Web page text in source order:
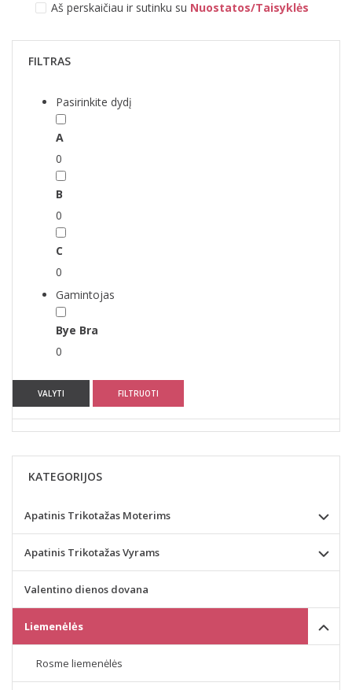
Aš perskaičiau ir sutinku su Nuostatos/Taisyklės
FILTRAS
Pasirinkite dydį
A
0
B
0
C
0
Gamintojas
Bye Bra
0
VALYTI FILTRUOTI
KATEGORIJOS
Apatinis Trikotažas Moterims
Apatinis Trikotažas Vyrams
Valentino dienos dovana
Liemenėlės
Rosme liemenėlės